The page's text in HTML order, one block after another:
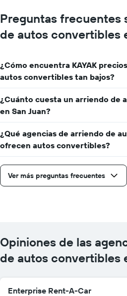
gráfico
muestra
1
que
indica
más
barato
de
un
de
renta
empresa.
Preguntas frecuentes
de autos convertibles
¿Cómo encuentra KAYAK
autos convertibles tan bajos?
¿Cuánto cuesta un arriendo de
en San Juan?
¿Qué agencias de arriendo de
ofrecen autos convertibles?
Ver más preguntas frecuentes
Opiniones de las
de autos convertibles
Enterprise Rent-A-Car